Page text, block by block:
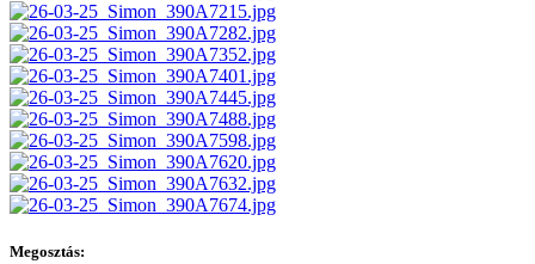
Megosztás: